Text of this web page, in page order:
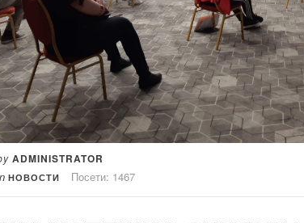
ADMINISTRATOR
НОВОСТИ Посети: 1467